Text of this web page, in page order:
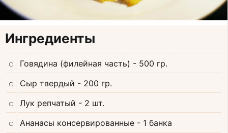
Ингредиенты
Говядина (филейная часть) - 500 гр.
Сыр твердый - 200 гр.
Лук репчатый - 2 шт.
Ананасы консервированные - 1 банка